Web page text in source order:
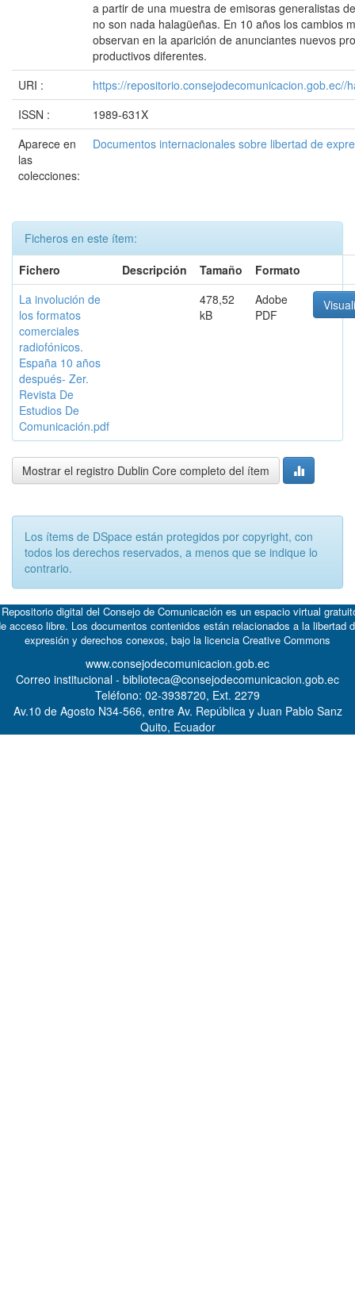
a partir de una muestra de emisoras generalistas
no son nada halagüeñas. En 10 años los cambios
observan en la aparición de anunciantes nuevos
productivos diferentes.
URI :
https://repositorio.consejodecomunicacion.gob.ec//
ISSN :
1989-631X
Aparece en
las
colecciones:
Documentos internacionales sobre libertad de
Ficheros en este ítem:
Fichero
Descripción Tamaño
Formato
La involución de
los formatos
comerciales
radiofónicos.
España 10 años
después- Zer.
Revista De
Estudios De
Comunicación.pdf
478,52
kB
Adobe
PDF
Mostrar el registro Dublin Core completo del ítem
Los ítems de DSpace están protegidos por copyright, con
todos los derechos reservados, a menos que se indique lo
contrario.
digital del Consejo de Comunicación es un espacio virtual
acceso libre. Los documentos contenidos están relacionados a la libertad
expresión y derechos conexos, bajo la licencia Creative Commons
www.consejodecomunicacion.gob.ec
Correo institucional - biblioteca@consejodecomunicacion.gob.ec
Teléfono: 02-3938720, Ext. 2279
Av.10 de Agosto N34-566, entre Av. República y Juan Pablo Sanz
Quito, Ecuador